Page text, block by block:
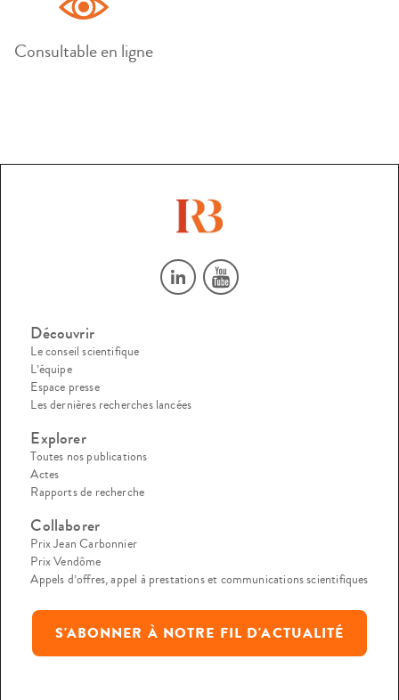
Consultable en ligne
Découvrir
Le conseil scientifique
L’équipe
Espace presse
Les dernières recherches lancées
Explorer
Toutes nos publications
Actes
Rapports de recherche
Collaborer
Prix Jean Carbonnier
Prix Vendôme
Appels d’offres, appel à prestations et communications scientifiques
S'ABONNER À NOTRE FIL D'ACTUALITÉ